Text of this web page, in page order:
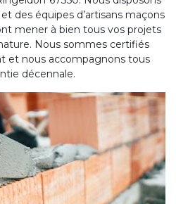
des équipes d’artisans maçons
mener à bien tous vos projets
Nous sommes certifiés
et nous accompagnons tous
décennale.